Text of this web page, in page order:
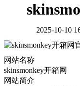
2025-10-10
网站名称
skinsmonkey开箱网
网站简介